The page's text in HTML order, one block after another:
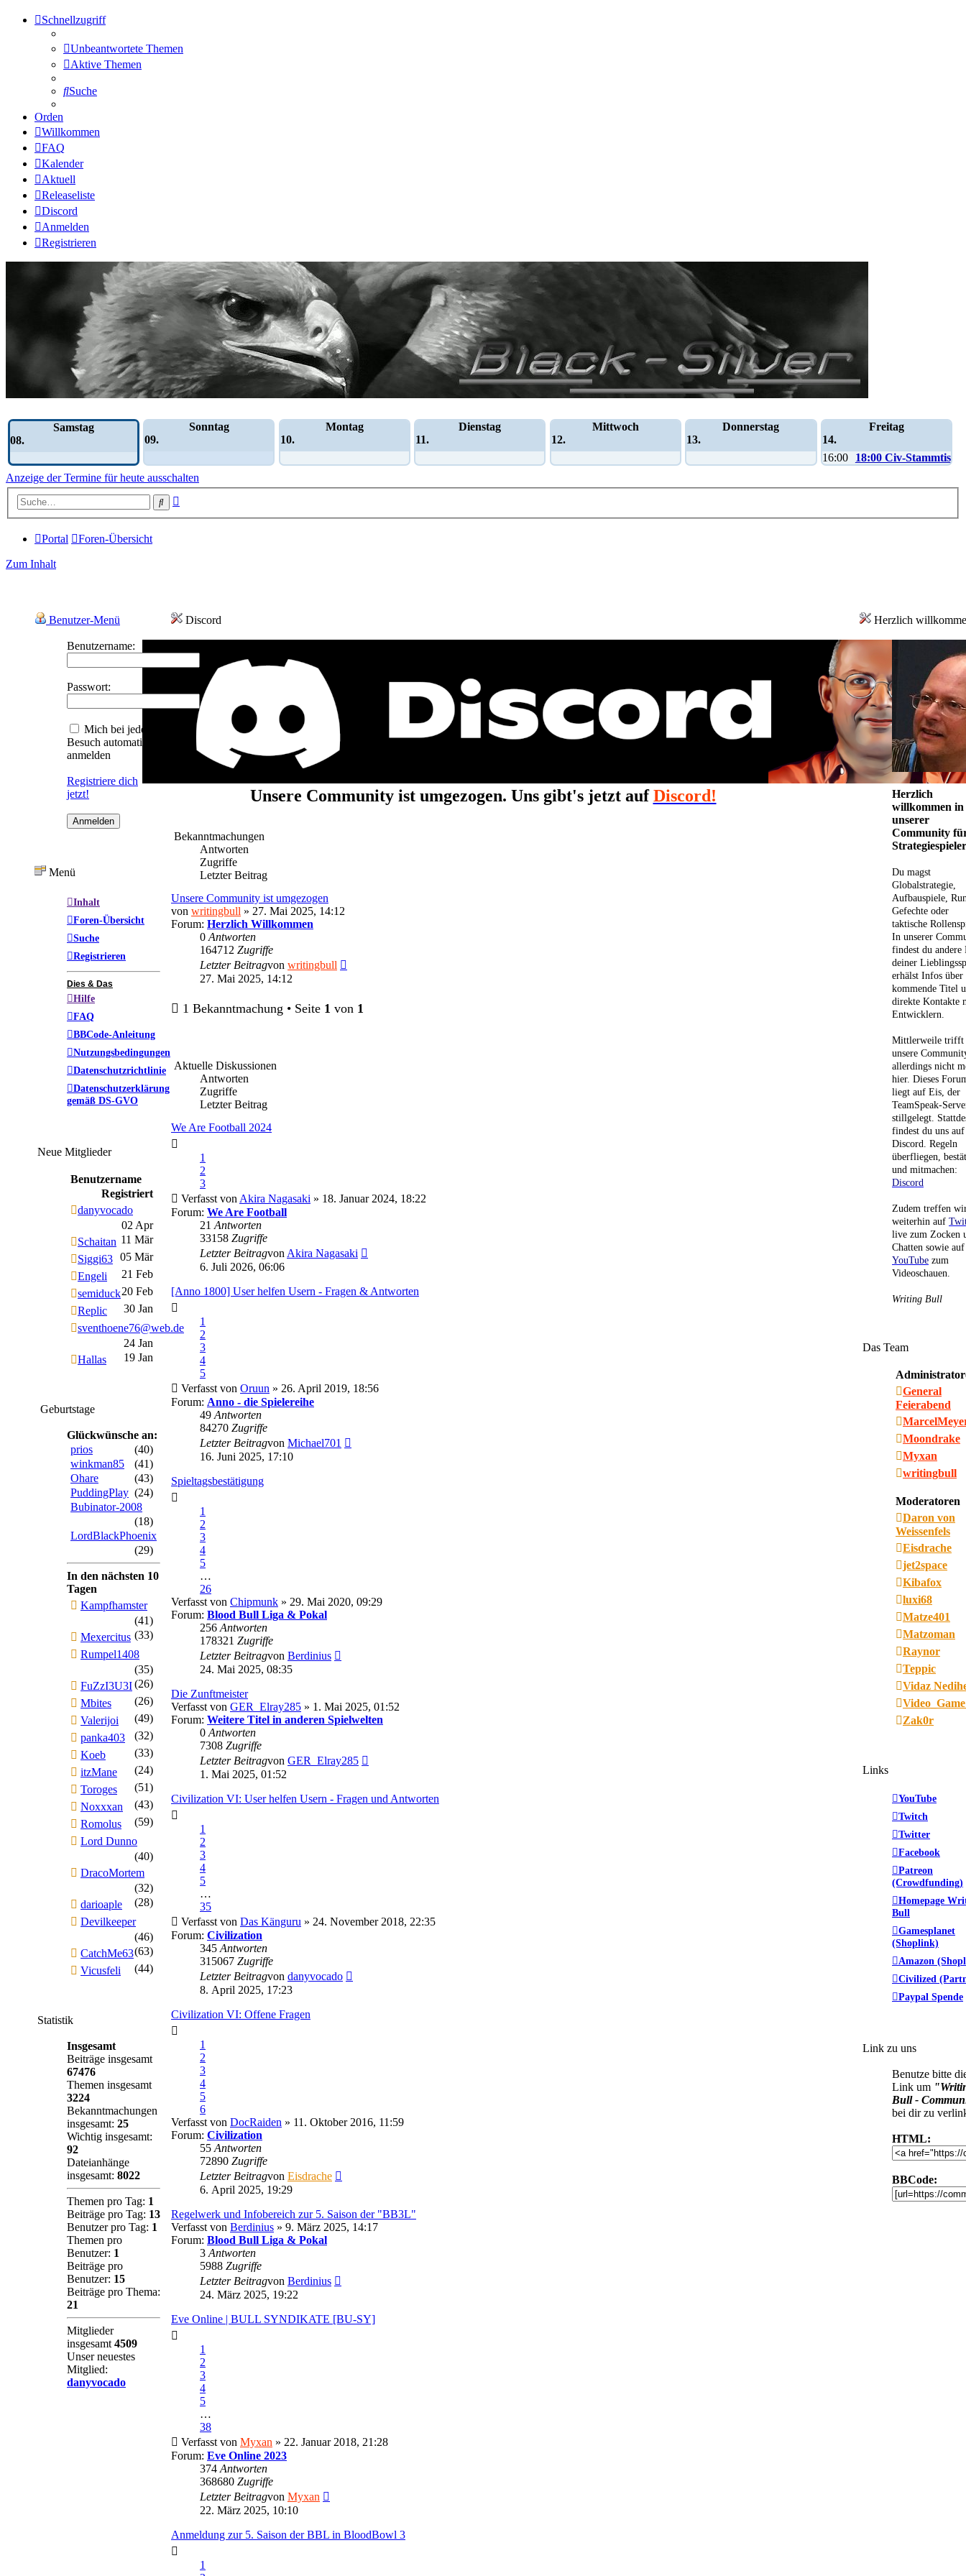
Schnellzugriff
Unbeantwortete Themen
Aktive Themen
Suche
Orden
Willkommen
FAQ
Kalender
Aktuell
Releaseliste
Discord
Anmelden
Registrieren
Samstag
08.
Sonntag
09.
Montag
10.
Dienstag
11.
Mittwoch
12.
Donnerstag
13.
Freitag
14.
16:00
18:00 Civ-Stammtisch
Anzeige der Termine für heute ausschalten
Suche
Portal Foren-Übersicht
Zum Inhalt
Discord
Unsere Community ist umgezogen. Uns gibt's jetzt aufDiscord!
Bekanntmachungen
Antworten
Zugriffe
Letzter Beitrag
Unsere Community ist umgezogen
von writingbull » 27. Mai 2025, 14:12
Forum: Herzlich Willkommen
0 Antworten
164712 Zugriffe
Letzter Beitragvon writingbull
27. Mai 2025, 14:12
1 Bekanntmachung • Seite 1 von 1
Aktuelle Diskussionen
Antworten
Zugriffe
Letzter Beitrag
We Are Football 2024
1
2
3
Verfasst von Akira Nagasaki » 18. Januar 2024, 18:22
Forum: We Are Football
21 Antworten
33158 Zugriffe
Letzter Beitragvon Akira Nagasaki
6. Juli 2026, 06:06
[Anno 1800] User helfen Usern - Fragen & Antworten
1
2
3
4
5
Verfasst von Oruun » 26. April 2019, 18:56
Forum: Anno - die Spielereihe
49 Antworten
84270 Zugriffe
Letzter Beitragvon Michael701
16. Juni 2025, 17:10
Spieltagsbestätigung
1
2
3
4
5
…
26
Verfasst von Chipmunk » 29. Mai 2020, 09:29
Forum: Blood Bull Liga & Pokal
256 Antworten
178321 Zugriffe
Letzter Beitragvon Berdinius
24. Mai 2025, 08:35
Die Zunftmeister
Verfasst von GER_Elray285 » 1. Mai 2025, 01:52
Forum: Weitere Titel in anderen Spielwelten
0 Antworten
7308 Zugriffe
Letzter Beitragvon GER_Elray285
1. Mai 2025, 01:52
Civilization VI: User helfen Usern - Fragen und Antworten
1
2
3
4
5
…
35
Verfasst von Das Känguru » 24. November 2018, 22:35
Forum: Civilization
345 Antworten
315067 Zugriffe
Letzter Beitragvon danyvocado
8. April 2025, 17:23
Civilization VI: Offene Fragen
1
2
3
4
5
6
Verfasst von DocRaiden » 11. Oktober 2016, 11:59
Forum: Civilization
55 Antworten
72890 Zugriffe
Letzter Beitragvon Eisdrache
6. April 2025, 19:29
Regelwerk und Infobereich zur 5. Saison der "BB3L"
Verfasst von Berdinius » 9. März 2025, 14:17
Forum: Blood Bull Liga & Pokal
3 Antworten
5988 Zugriffe
Letzter Beitragvon Berdinius
24. März 2025, 19:22
Eve Online | BULL SYNDIKATE [BU-SY]
1
2
3
4
5
…
38
Verfasst von Myxan » 22. Januar 2018, 21:28
Forum: Eve Online 2023
374 Antworten
368680 Zugriffe
Letzter Beitragvon Myxan
22. März 2025, 10:10
Anmeldung zur 5. Saison der BBL in BloodBowl 3
1
Benutzer-Menü
Benutzername:
Passwort:
Mich bei jedem
Besuch automatisch
anmelden
Registriere dich
jetzt!
Menü
Inhalt
Foren-Übersicht
Suche
Registrieren
Dies & Das
Hilfe
FAQ
BBCode-Anleitung
Nutzungsbedingungen
Datenschutzrichtlinie
Datenschutzerklärung
gemäß DS-GVO
Neue Mitglieder
Benutzername
Registriert
danyvocado
02 Apr
Schaitan 11 Mär
Siggi63 05 Mär
Engeli
21 Feb
semiduck20 Feb
Replic
30 Jan
sventhoene76@web.de
24 Jan
Hallas
19 Jan
Geburtstage
Glückwünsche an:
prios
(40)
winkman85
(41)
Ohare
(43)
PuddingPlay (24)
Bubinator-2008
(18)
LordBlackPhoenix
(29)
In den nächsten 10
Tagen
Kampfhamster
(41)
Mexercitus (33)
Rumpel1408
(35)
FuZzI3U3I(26)
Mbites
(26)
Valerijoi
(49)
panka403
(32)
Koeb
(33)
itzMane
(24)
Toroges
(51)
Noxxxan
(43)
Romolus
(59)
Lord Dunno
(40)
DracoMortem
(32)
darioaple
(28)
Devilkeeper
(46)
CatchMe63(63)
Vicusfeli
(44)
Statistik
Insgesamt
Beiträge insgesamt
67476
Themen insgesamt
3224
Bekanntmachungen
insgesamt: 25
Wichtig insgesamt:
92
Dateianhänge
insgesamt: 8022
Themen pro Tag: 1
Beiträge pro Tag: 13
Benutzer pro Tag: 1
Themen pro
Benutzer: 1
Beiträge pro
Benutzer: 15
Beiträge pro Thema:
21
Mitglieder
insgesamt 4509
Unser neuestes
Mitglied:
danyvocado
Herzlich
Herzlich
willkommen in
unserer
Community
Du magst
Globalstrategie,
Aufbauspiele,
Gefechte oder
taktische
In unserer
findest du andere
deiner
erhälst Infos über
kommende Titel
direkte Kontakte
Entwicklern.
Mittlerweile trifft
unsere
allerdings nicht
hier. Dieses
liegt auf Eis, der
TeamSpeak-
stillgelegt.
findest du uns auf
Discord. Regeln
überfliegen,
und mitmachen:
Discord
Zudem treffen
weiterhin auf
live zum Zocken
Chatten sowie auf
YouTube zum
Videoschauen.
Writing Bull
Das Team
General
Feierabend
Moondrake
Myxan
writingbull
Moderatoren
Daron von
Weissenfels
Eisdrache
jet2space
Kibafox
luxi68
Matze401
Matzoman
Raynor
Teppic
Vidaz
Zak0r
Links
YouTube
Twitch
Twitter
Facebook
Patreon
(Crowdfunding)
Homepage
Bull
Gamesplanet
(Shoplink)
Amazon
Civilized
Paypal Spende
Link zu uns
Benutze bitte
Link um
Bull -
bei dir zu
HTML:
BBCode: